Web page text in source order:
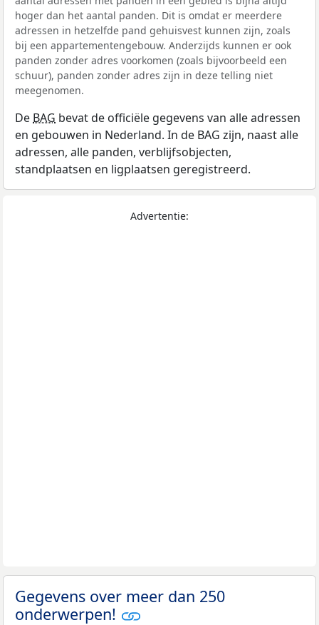
hoger dan het aantal panden. Dit is omdat er meerdere
adressen in hetzelfde pand gehuisvest kunnen zijn, zoals
bij een appartementengebouw. Anderzijds kunnen er ook
panden zonder adres voorkomen (zoals bijvoorbeeld een
schuur), panden zonder adres zijn in deze telling niet
meegenomen.
De BAG bevat de officiële gegevens van alle adressen
en gebouwen in Nederland. In de BAG zijn, naast alle
adressen, alle panden, verblijfsobjecten,
standplaatsen en ligplaatsen geregistreerd.
Advertentie:
Gegevens over meer dan 250
onderwerpen!